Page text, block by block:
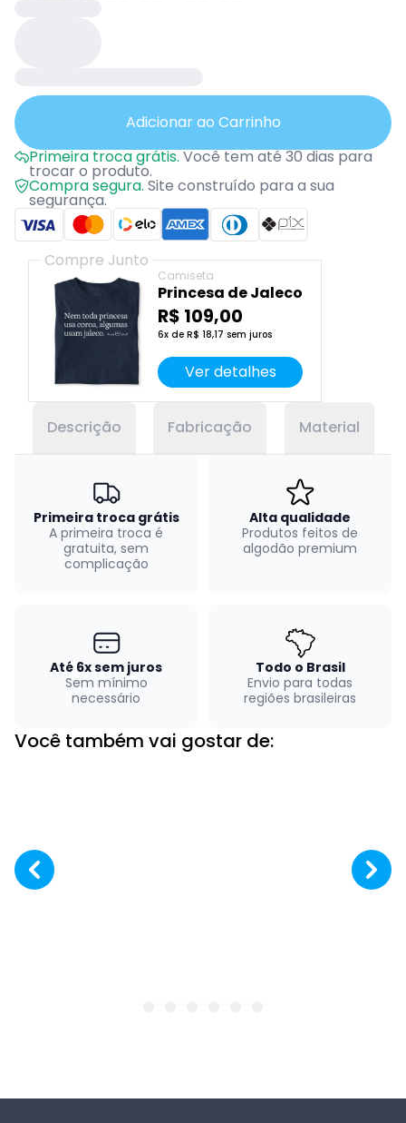
Adicionar ao Carrinho
Primeira troca grátis.Você tem até 30 dias para
trocar o produto.
Compra segura. Site construído para a sua
segurança.
Compre Junto
Camiseta
Princesa de Jaleco
R$ 109,00
6x de R$ 18,17 sem juros
Ver detalhes
Descrição Fabricação Material
Primeira troca grátis
A primeira troca é
gratuita, sem
complicação
Alta qualidade
Produtos feitos de
algodão premium
Até 6x sem juros
Sem mínimo
necessário
Todo o Brasil
Envio para todas
regiões brasileiras
Você também vai gostar de: